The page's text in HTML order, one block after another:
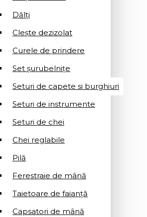
Dălți
Clește dezizolat
Curele de prindere
Set șurubelnițe
Seturi de capete si burghiuri
Seturi de instrumente
Seturi de chei
Chei reglabile
Pilă
Ferestraie de mână
Taietoare de faianță
Capsatori de mână